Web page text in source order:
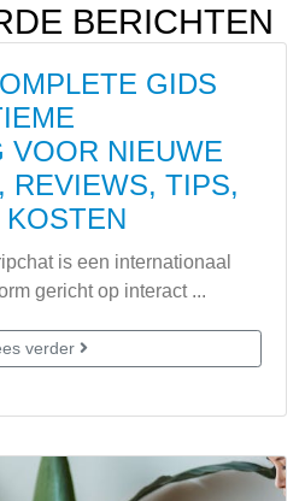
BERICHTEN
GIDS
VOOR NIEUWE
REVIEWS, TIPS,
is een internationaal
gericht op interact ...
verder